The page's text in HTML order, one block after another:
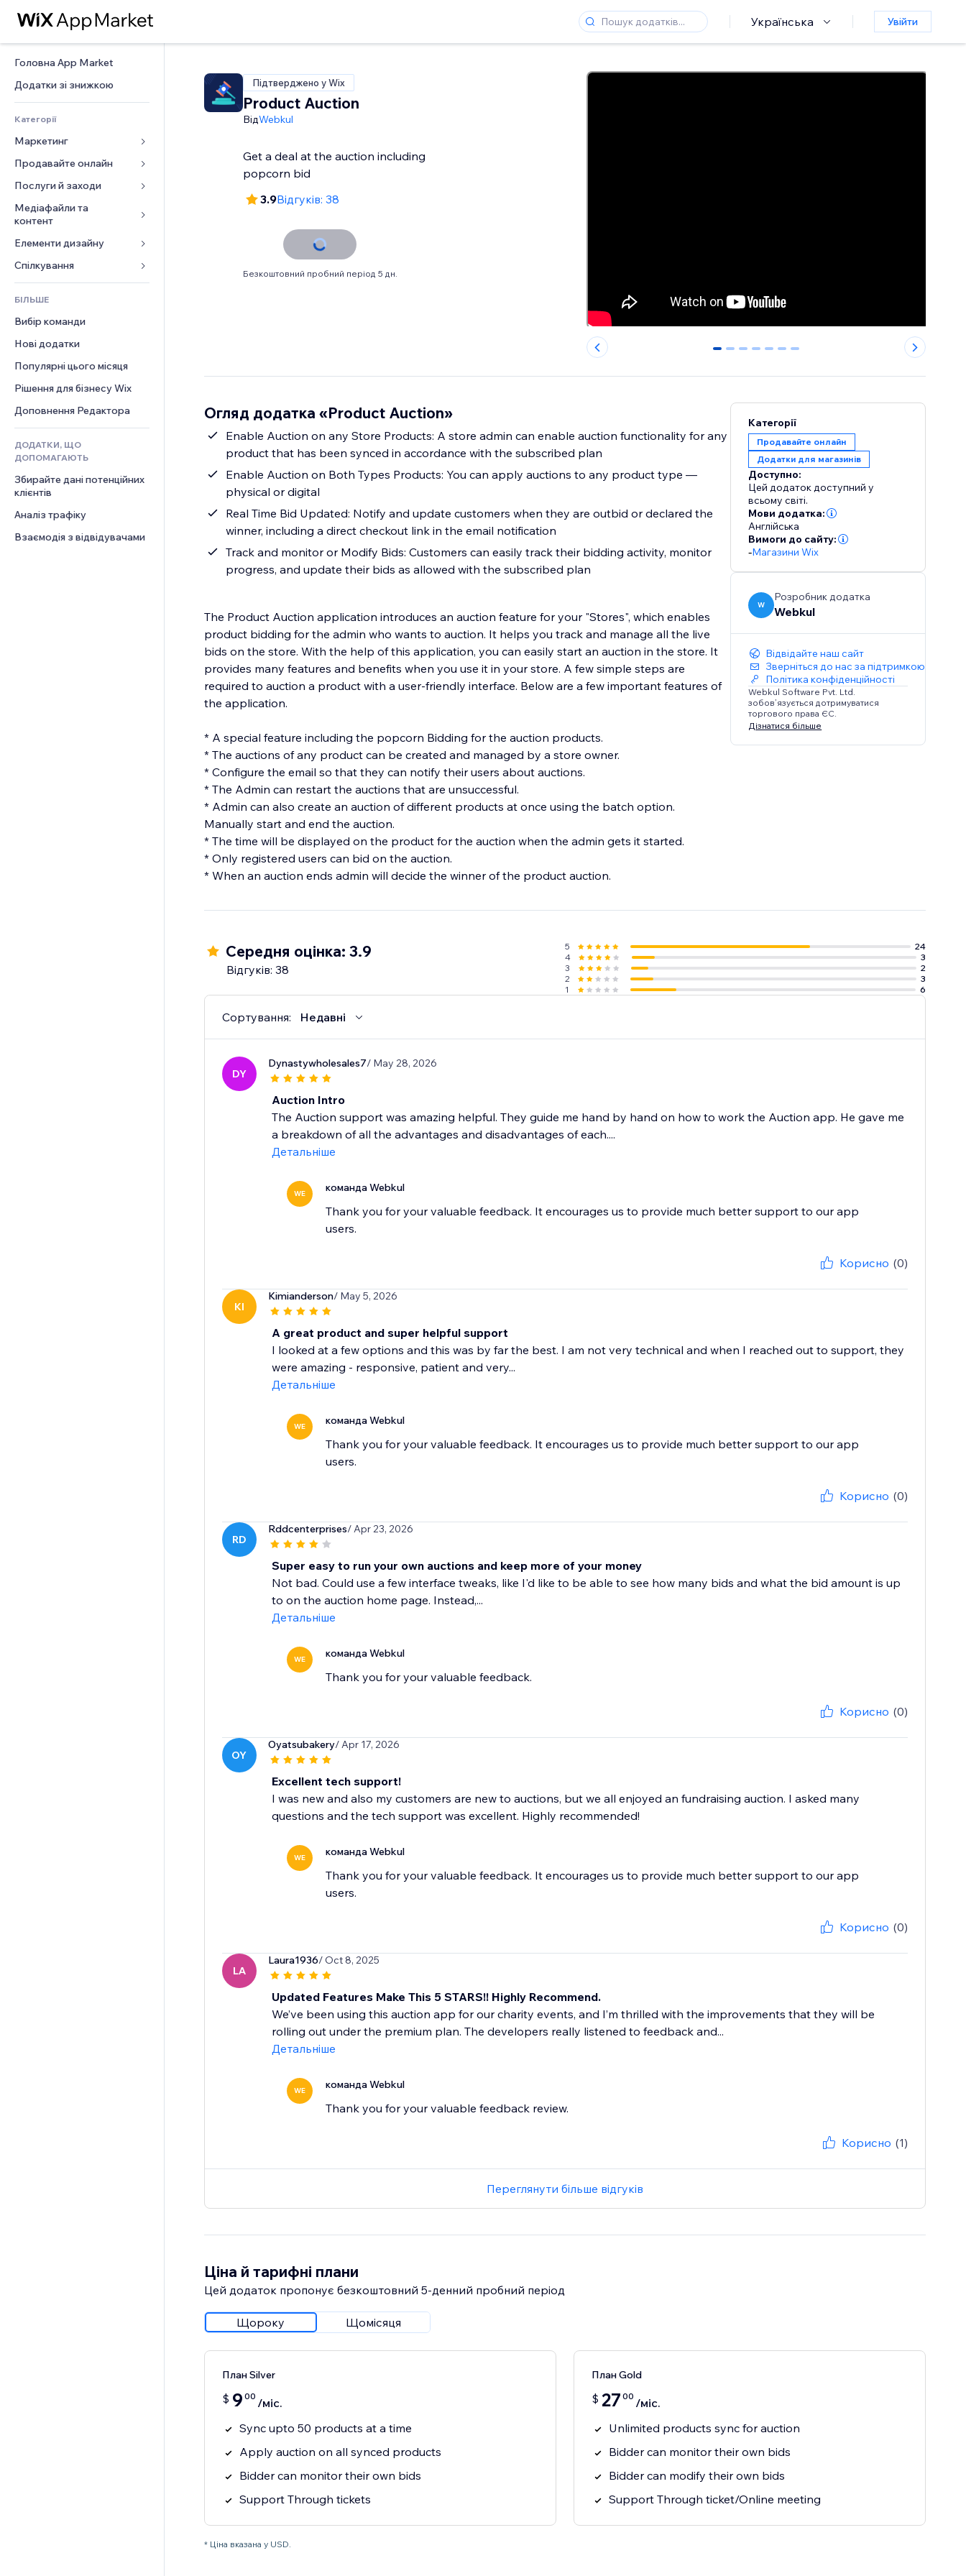
Українська Увійти
Головна App Market
Додатки зі знижкою
Категорії
Маркетинг
Реклама
Мобільний
Аналітика
Соцмережі
SEO
Залучення
Розміщення сайту
Ел. пошта
Конверсія
Продавайте онлайн
Додатки для магазинів
Надсилання та доставка
Кнопки продажу
Онлайн‑курси
Друк на замовлення
Бухгалтерський облік
Купони й лояльність
Рішення для складів
Дропшипінг
Тарифні плани й підписки
Краудфандинг
Їжа та напої
Послуги й заходи
Готелі
Заходи
Ресторани
Нерухомість
Медіафайли та
контент
Галерея
Музика
Подкасти
Фотографія
Відео
PDF
Обмін файлами
Новини
Елементи дизайну
Карти й навігація
Конфіденційність і безпека
Годинник
Шаблони сторінок
Ефекти зображення
Кнопки та меню
Банери та бейджі
Калькулятори
Пошук
Погода
Графіки й таблиці
Форми
Опитування
Чат
Коментарі
Телефон
Спільнота
Відгуки
CRM
БІЛЬШЕ
Вибір команди
Нові додатки
Популярні цього місяця
Рішення для бізнесу Wix
Доповнення Редактора
ДОДАТКИ, ЩО
ДОПОМАГАЮТЬ
Збирайте дані потенційних
клієнтів
Аналіз трафіку
Взаємодія з відвідувачами
Підтверджено у Wix
Product Auction
ВідWebkul
Get a deal at the auction including
3.9Відгуків: 38
Безкоштовний пробний період 5 дн.
0 1 2 3 4 5 6
Огляд додатка «Product Auction»
Enable Auction on any Store Products: A store admin can enable auction functionality for any
product that has been synced in accordance with the subscribed plan
Enable Auction on Both Types Products: You can apply auctions to any product type —
physical or digital
Real Time Bid Updated: Notify and update customers when they are outbid or declared the
winner, including a direct checkout link in the email notification
Track and monitor or Modify Bids: Customers can easily track their bidding activity, monitor
progress, and update their bids as allowed with the subscribed plan
The Product Auction application introduces an auction feature for your "Stores", which enables
product bidding for the admin who wants to auction. It helps you track and manage all the live
bids on the store. With the help of this application, you can easily start an auction in the store. It
provides many features and benefits when you use it in your store. A few simple steps are
required to auction a product with a user-friendly interface. Below are a few important features of
the application.
* A special feature including the popcorn Bidding for the auction products.
* The auctions of any product can be created and managed by a store owner.
* Configure the email so that they can notify their users about auctions.
* The Admin can restart the auctions that are unsuccessful.
* Admin can also create an auction of different products at once using the batch option.
Manually start and end the auction.
* The time will be displayed on the product for the auction when the admin gets it started.
* Only registered users can bid on the auction.
* When an auction ends admin will decide the winner of the product auction.
Категорії
Продавайте онлайн
Додатки для магазинів
Доступно:
Цей додаток доступний у
всьому світі.
Мови додатка:
Англійська
Вимоги до сайту:
-Магазини Wix
W
Розробник додатка
Webkul
Відвідайте наш сайт
Зверніться до нас за підтримкою
Політика конфіденційності
Webkul Software Pvt. Ltd.
зобов’язується дотримуватися
торгового права ЄС.
Дізнатися більше
Середня оцінка: 3.9
Відгуків: 38
5
24
4
3
3
2
2
3
1
6
Сортування: Недавні
DY
Dynastywholesales7/ May 28, 2026
Auction Intro
The Auction support was amazing helpful. They guide me hand by hand on how to work the Auction app. He gave me
a breakdown of all the advantages and disadvantages of each....
Детальніше
WE команда Webkul
Thank you for your valuable feedback. It encourages us to provide much better support to our app
users.
Корисно (0)
KI
Kimianderson/ May 5, 2026
A great product and super helpful support
I looked at a few options and this was by far the best. I am not very technical and when I reached out to support, they
were amazing - responsive, patient and very...
Детальніше
WE команда Webkul
Thank you for your valuable feedback. It encourages us to provide much better support to our app
users.
Корисно (0)
RD
Rddcenterprises/ Apr 23, 2026
Super easy to run your own auctions and keep more of your money
Not bad. Could use a few interface tweaks, like I'd like to be able to see how many bids and what the bid amount is up
to on the auction home page. Instead,...
Детальніше
WE команда Webkul
Thank you for your valuable feedback.
Корисно (0)
OY
Oyatsubakery/ Apr 17, 2026
Excellent tech support!
I was new and also my customers are new to auctions, but we all enjoyed an fundraising auction. I asked many
questions and the tech support was excellent. Highly recommended!
WE команда Webkul
Thank you for your valuable feedback. It encourages us to provide much better support to our app
users.
Корисно (0)
LA
Laura1936/ Oct 8, 2025
Updated Features Make This 5 STARS!! Highly Recommend.
We’ve been using this auction app for our charity events, and I’m thrilled with the improvements that they will be
rolling out under the premium plan. The developers really listened to feedback and...
Детальніше
WE команда Webkul
Thank you for your valuable feedback review.
Корисно (1)
Переглянути більше відгуків
Ціна й тарифні плани
Цей додаток пропонує безкоштовний 5‑денний пробний період
Щороку Щомісяця
План Silver
$ 9 00 /міс.
Sync upto 50 products at a time
Apply auction on all synced products
Bidder can monitor their own bids
Support Through tickets
План Gold
$ 27 00 /міс.
Unlimited products sync for auction
Bidder can monitor their own bids
Bidder can modify their own bids
Support Through ticket/Online meeting
* Ціна вказана у USD.